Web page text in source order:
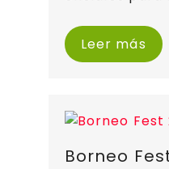
Leer más
Borneo